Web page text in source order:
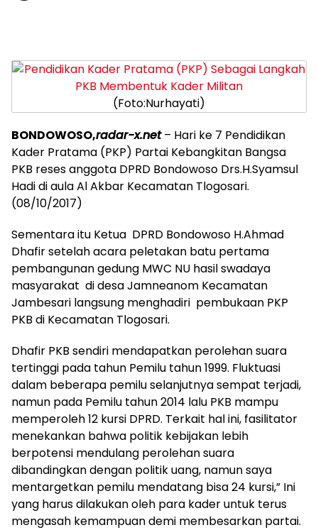
(Foto:Nurhayati)
BONDOWOSO,radar-x.net– Hari ke 7 Pendidikan
Kader Pratama (PKP) Partai Kebangkitan Bangsa
PKB reses anggota DPRD Bondowoso Drs.H.Syamsul
Hadi di aula Al Akbar Kecamatan Tlogosari.
(08/10/2017)
Sementara itu Ketua DPRD Bondowoso H.Ahmad
Dhafir setelah acara peletakan batu pertama
pembangunan gedung MWC NU hasil swadaya
masyarakat di desa Jamneanom Kecamatan
Jambesari langsung menghadiri pembukaan PKP
PKB di Kecamatan Tlogosari.
Dhafir PKB sendiri mendapatkan perolehan suara
tertinggi pada tahun Pemilu tahun 1999. Fluktuasi
dalam beberapa pemilu selanjutnya sempat terjadi,
namun pada Pemilu tahun 2014 lalu PKB mampu
memperoleh 12 kursi DPRD. Terkait hal ini, fasilitator
menekankan bahwa politik kebijakan lebih
berpotensi mendulang perolehan suara
dibandingkan dengan politik uang, namun saya
mentargetkan pemilu mendatang bisa 24 kursi,” Ini
yang harus dilakukan oleh para kader untuk terus
mengasah kemampuan demi membesarkan partai.